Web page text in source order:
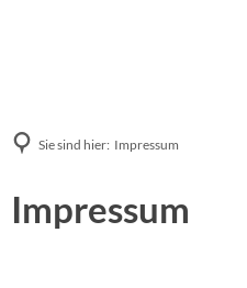
Sie sind hier: Impressum
Impressum